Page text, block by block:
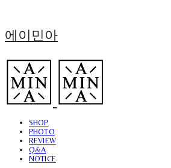
에이민아
SHOP
PHOTO
REVIEW
Q&A
NOTICE